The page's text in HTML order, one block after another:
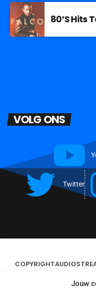
Jouw
80’S Hits
VOLG ONS
Twitter
COPYRIGHT